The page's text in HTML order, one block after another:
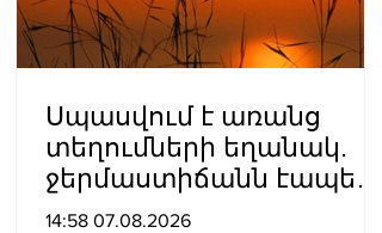
Սպասվում է առանց
տեղումների եղանակ.
ջերմաստիճանն էապես
չի փոխվի
14:58 07.08.2026